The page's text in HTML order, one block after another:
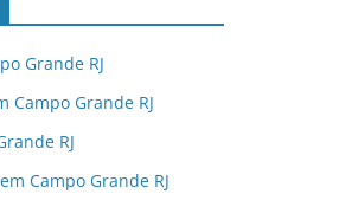
Grande RJ
Campo Grande RJ
RJ
Campo Grande RJ